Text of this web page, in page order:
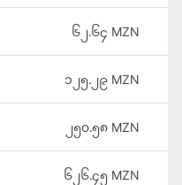
၆၂.၆၄ MZN
၁၂၅.၂၉ MZN
၂၅၀.၅၈ MZN
၆၂၆.၄၅ MZN